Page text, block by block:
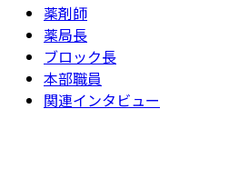
薬剤師
薬局長
ブロック長
本部職員
関連インタビュー